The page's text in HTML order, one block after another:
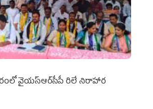
వైయ‌స్ఆర్‌సీపీ రిలే నిరాహార